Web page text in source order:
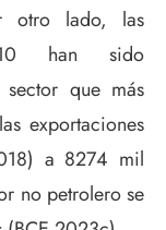
otro lado, las
han sido
sector que más
exportaciones
a 8274 mil
no petrolero se